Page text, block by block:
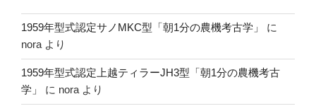
1959年型式認定サノMKC型「朝1分の農機考古学」
に
nora より
1959年型式認定上越ティラーJH3型「朝1分の農機考古
学」
に nora より